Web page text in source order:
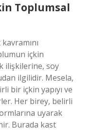
Toplumsal
içkin
ilişkilerine, soy
ilgilidir. Mesela,
bir içkin yapıyı ve
Her birey, belirli
uyarak
Burada kast